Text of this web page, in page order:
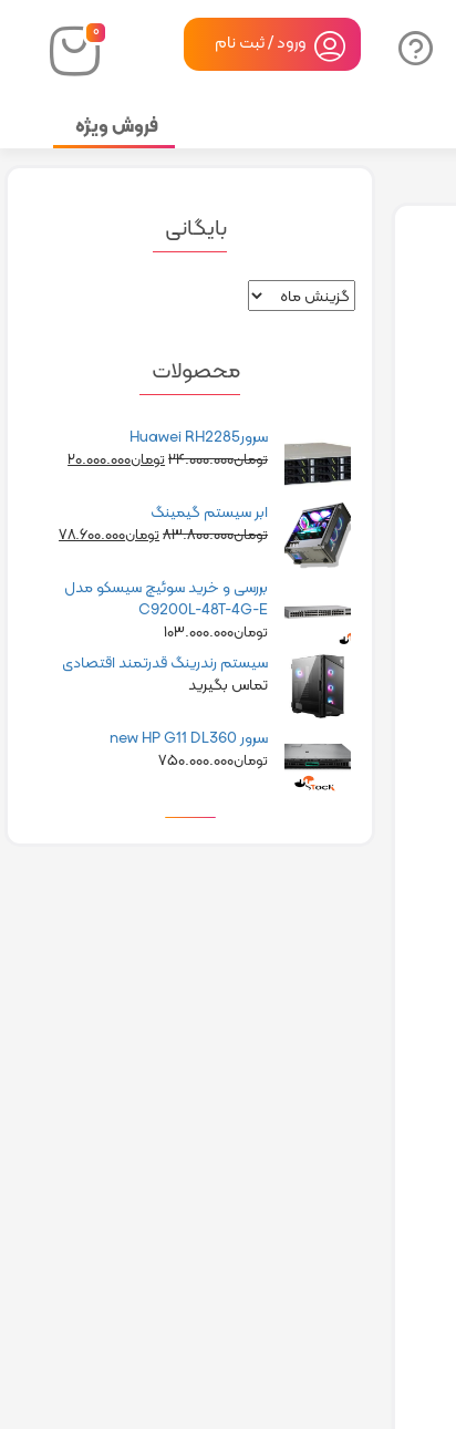
۰ ورود / ثبت نام
فروش ویژه
بایگانی
محصولات
سرورHuawei RH2285
تومان۲۴.۰۰۰.۰۰۰تومان۲۰.۰۰۰.۰۰۰
ابر سیستم گیمینگ
تومان۸۳.۸۰۰.۰۰۰تومان۷۸.۶۰۰.۰۰۰
بررسی و خرید سوئیچ سیسکو مدل
C9200L-48T-4G-E
تومان۱۰۳.۰۰۰.۰۰۰
سیستم رندرینگ قدرتمند اقتصادی
تماس بگیرید
سرور new HP G11 DL360
تومان۷۵۰.۰۰۰.۰۰۰